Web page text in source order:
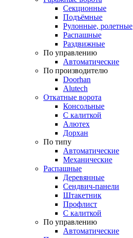
Секционные
Подъёмные
Рулонные, ролетные
Распашные
Раздвижные
По управлению
Автоматические
По производителю
Doorhan
Alutech
Откатные ворота
Консольные
С калиткой
Алютех
Дорхан
По типу
Автоматические
Механические
Распашные
Деревянные
Сендвич-панели
Штакетник
Профлист
С калиткой
По управлению
Автоматические